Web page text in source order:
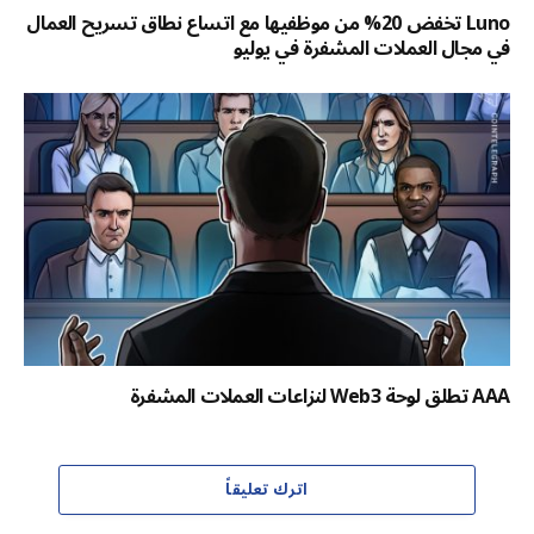
Luno تخفض 20% من موظفيها مع اتساع نطاق تسريح العمال
في مجال العملات المشفرة في يوليو
AAA تطلق لوحة Web3 لنزاعات العملات المشفرة
اترك تعليقاً